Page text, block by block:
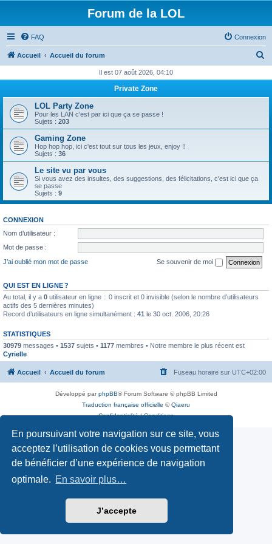
En poursuivant votre navigation sur ce site, vous
acceptez l’utilisation de cookies vous permettant
de bénéficier d’une expérience de navigation
optimale. En savoir plus…
J’accepte
Forum de la LOL
FAQ Connexion
Accueil Accueil du forum
h
r
Il est 07 août 2026, 04:10
Private Zone
LOL Party Zone
Pour les LAN c'est par ici que ça se passe !
Sujets : 203
Gaming Zone
Hop hop hop, ici c'est tout sur tous les jeux, enjoy !!
Sujets : 36
Le site vu par vous
Si vous avez des insultes, des suggestions, des félicitations, c'est ici que ça
se passe
Sujets : 9
CONNEXION
Nom d’utilisateur :
Mot de passe :
J’ai oublié mon mot de passe
Se souvenir de moi
QUI EST EN LIGNE ?
Au total, il y a 0 utilisateur en ligne :: 0 inscrit et 0 invisible (selon le nombre d’utilisateurs
actifs des 5 dernières minutes)
Record d’utilisateurs en ligne simultanément : 41 le 30 oct. 2006, 20:26
STATISTIQUES
30979 messages • 1537 sujets • 1177 membres • Notre membre le plus récent est
Cyrielle
Accueil Accueil du forum Fuseau horaire sur UTC+02:00
Développé parphpBB® Forum Software © phpBB Limited
Traduction française officielle ©Qiaeru
Confidentialité|Conditions